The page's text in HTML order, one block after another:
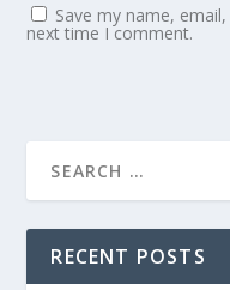
Save my name,
next time I comment.
RECENT POSTS